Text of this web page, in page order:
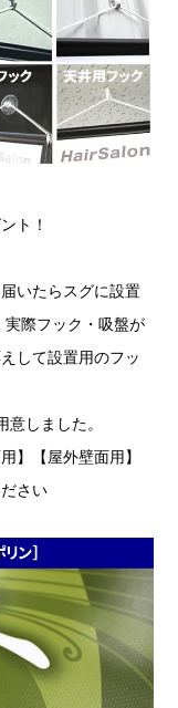
ト！
いたらスグに設置
際フック・吸盤が
して設置用のフッ
しました。
】【屋外壁面用】
さい